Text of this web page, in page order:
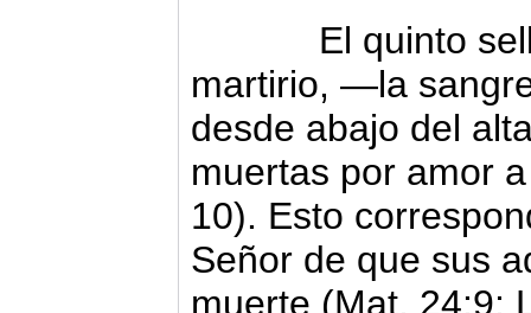
El quinto sello
martirio, —la
desde abajo del
muertas por amor
10). Esto
Señor de que sus
muerte (Mat. 24:9;